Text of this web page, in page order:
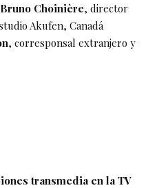
Bruno Choinière, director
Akufen, Canadá
, corresponsal extranjero y
transmedia en la TV